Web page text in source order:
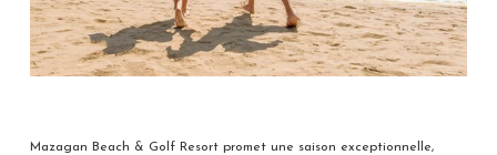
Mazagan Beach & Golf Resort promet une saison exceptionnelle,